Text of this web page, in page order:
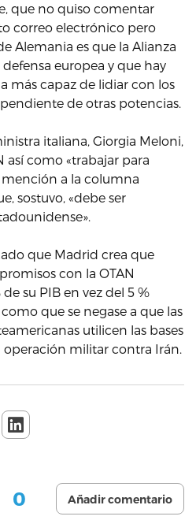
que no quiso comentar
correo electrónico pero
Alemania es que la Alianza
europea y que hay
más capaz de lidiar con los
de otras potencias.
italiana, Giorgia Meloni,
así como «trabajar para
mención a la columna
sostuvo, «debe ser
que Madrid crea que
con la OTAN
su PIB en vez del 5 %
que se negase a que las
utilicen las bases
operación militar contra Irán.
0 Añadir comentario